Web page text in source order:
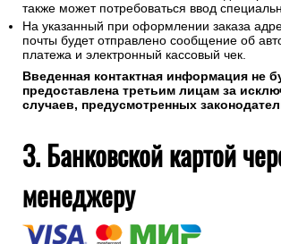
также может потребоваться ввод
На указанный при оформлении заказа
почты будет отправлено сообщение об
платежа и электронный кассовый чек.
Введенная контактная информация не
предоставлена третьим лицам за
случаев, предусмотренных
3. Банковской картой
менеджеру